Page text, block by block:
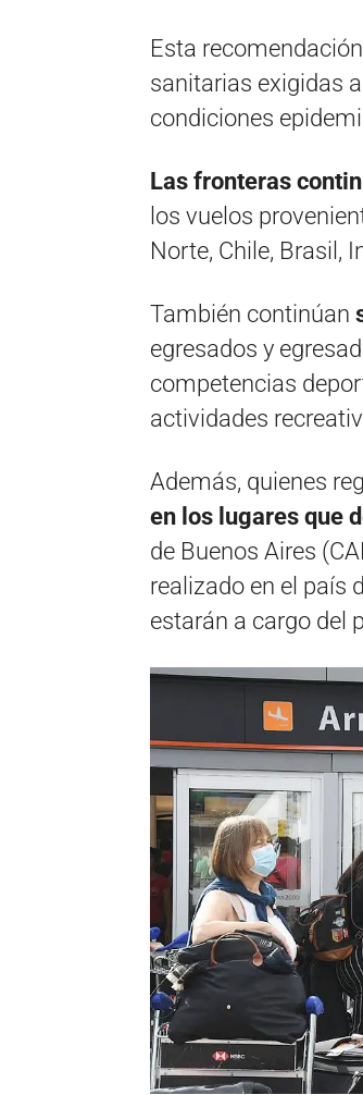
Esta
sanitarias exigidas
condiciones
Las fronteras
los vuelos
Norte, Chile, Brasil,
También continúan
egresados y
competencias
actividades
Además, quienes
en los lugares que
de Buenos Aires
realizado en el país
estarán a cargo del